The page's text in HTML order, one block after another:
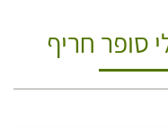
סופר חריף